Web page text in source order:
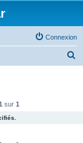
Connexion
sur 1